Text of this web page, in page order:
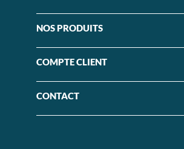
NOS PRODUITS
COMPTE CLIENT
CONTACT